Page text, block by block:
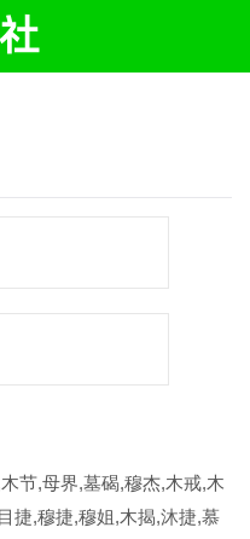
节,母界,墓碣,穆杰,木戒,木
捷,穆捷,穆姐,木揭,沐捷,慕